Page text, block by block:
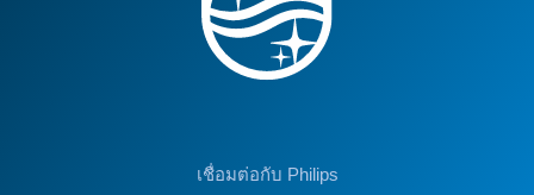
เชื่อมต่อกับ Philips